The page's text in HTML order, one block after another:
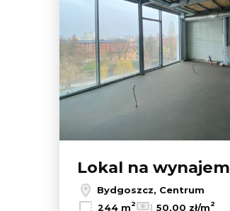
Lokal na wynajem
Bydgoszcz, Centrum
244 m2 50,00 zł/m2